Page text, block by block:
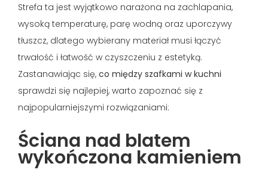
Strefa ta jest wyjątkowo narażona na zachlapania,
wysoką temperaturę, parę wodną oraz uporczywy
tłuszcz, dlatego wybierany materiał musi łączyć
trwałość i łatwość w czyszczeniu z estetyką.
Zastanawiając się, co między szafkami w kuchni
sprawdzi się najlepiej, warto zapoznać się z
najpopularniejszymi rozwiązaniami:
Ściana nad blatem
wykończona kamieniem